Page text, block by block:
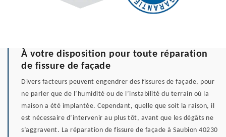
À votre disposition pour toute réparation
de fissure de façade
Divers facteurs peuvent engendrer des fissures de façade, pour
ne parler que de l’humidité ou de l’instabilité du terrain où la
maison a été implantée. Cependant, quelle que soit la raison, il
est nécessaire d’intervenir au plus tôt, avant que les dégâts ne
s’aggravent. La réparation de fissure de façade à Saubion 40230